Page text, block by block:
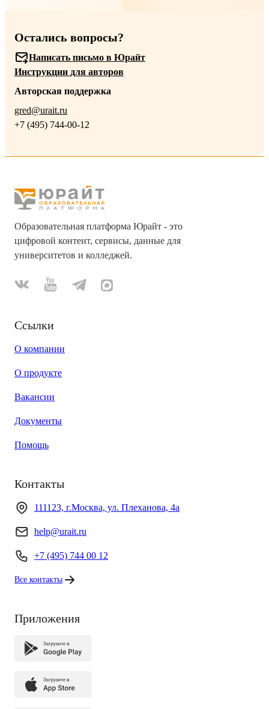
Остались вопросы?
Написать письмо в Юрайт
Инструкции для авторов
Авторская поддержка
gred@urait.ru
+7 (495) 744-00-12
Образовательная платформа Юрайт - это
цифровой контент, сервисы, данные для
университетов и колледжей.
Ссылки
О компании
О продукте
Вакансии
Документы
Помощь
Контакты
111123, г.Москва, ул. Плеханова, 4а
help@urait.ru
+7 (495) 744 00 12
Все контакты
Приложения